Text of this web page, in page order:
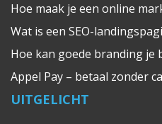
Hoe maak je een online
Wat is een SEO-
Hoe kan goede branding je
Appel Pay – betaal zonder
UITGELICHT